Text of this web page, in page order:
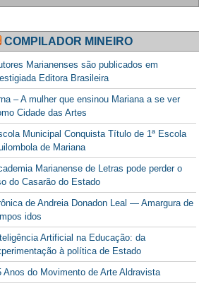
COMPILADOR MINEIRO
Marianenses são publicados em
Editora Brasileira
– A mulher que ensinou Mariana a se ver
Cidade das Artes
Municipal Conquista Título de 1ª Escola
de Mariana
Marianense de Letras pode perder o
do Casarão do Estado
de Andreia Donadon Leal — Amargura de
idos
Artificial na Educação: da
à política de Estado
Anos do Movimento de Arte Aldravista